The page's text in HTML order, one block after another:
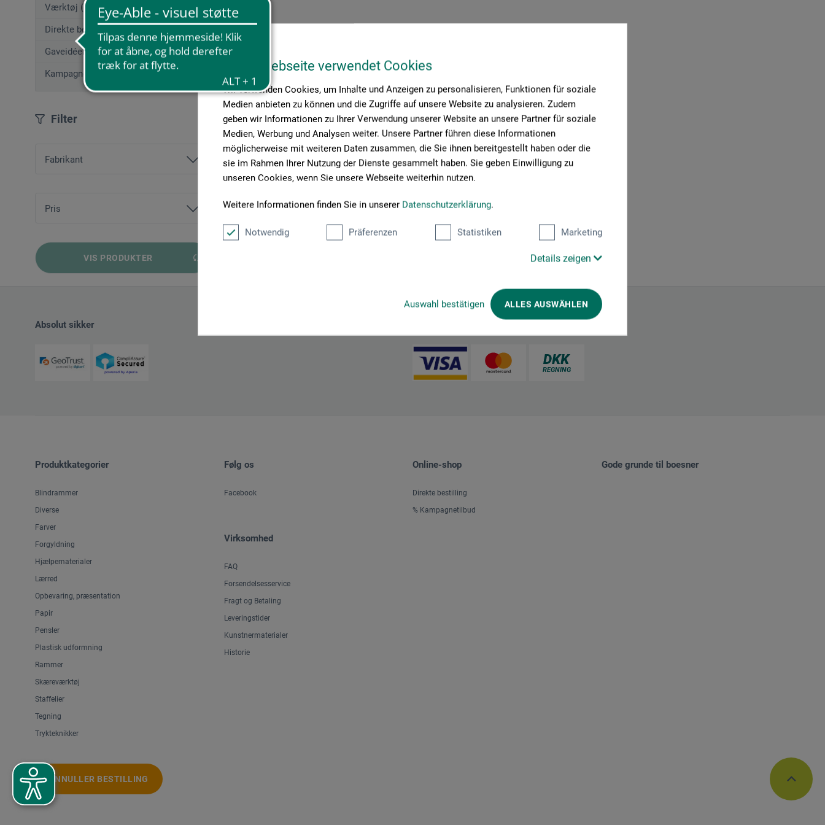
Diese Webseite verwendet Cookies
Wir verwenden Cookies, um Inhalte und Anzeigen zu personalisieren, Funktionen für soziale
Medien anbieten zu können und die Zugriffe auf unsere Website zu analysieren. Zudem
geben wir Informationen zu Ihrer Verwendung unserer Website an unsere Partner für soziale
Medien, Werbung und Analysen weiter. Unsere Partner führen diese Informationen
möglicherweise mit weiteren Daten zusammen, die Sie ihnen bereitgestellt haben oder die
sie im Rahmen Ihrer Nutzung der Dienste gesammelt haben. Sie geben Einwilligung zu
unseren Cookies, wenn Sie unsere Webseite weiterhin nutzen.
Weitere Informationen finden Sie in unserer Datenschutzerklärung.
Notwendig Präferenzen Statistiken Marketing
Details zeigen
Auswahl bestätigen ALLES AUSWÄHLEN
Værktøj (50)
Direkte bestilling
Gaveidéer (12)
Kampagnetilbud
Filter
Fabrikant
Pris
VIS PRODUKTER
Absolut sikker
Produktkategorier
Blindrammer
Diverse
Farver
Forgyldning
Hjælpematerialer
Lærred
Opbevaring, præsentation
Papir
Pensler
Plastisk udformning
Rammer
Skæreværktøj
Staffelier
Tegning
Trykteknikker
ANNULLER BESTILLING
Følg os
Facebook
Virksomhed
FAQ
Forsendelsesservice
Fragt og Betaling
Leveringstider
Kunstnermaterialer
Historie
Online-shop
Direkte bestilling
% Kampagnetilbud
Gode grunde til boesner